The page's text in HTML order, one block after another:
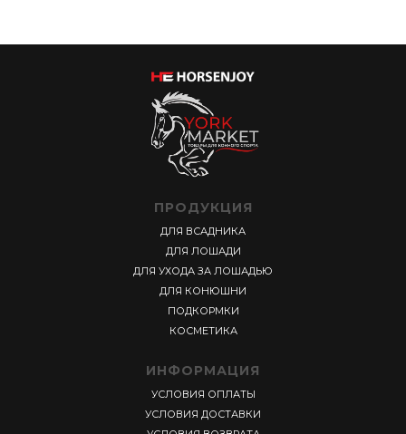
ПРОДУКЦИЯ
ДЛЯ ВСАДНИКА
ДЛЯ ЛОШАДИ
ДЛЯ УХОДА ЗА ЛОШАДЬЮ
ДЛЯ КОНЮШНИ
ПОДКОРМКИ
КОСМЕТИКА
ИНФОРМАЦИЯ
УСЛОВИЯ ОПЛАТЫ
УСЛОВИЯ ДОСТАВКИ